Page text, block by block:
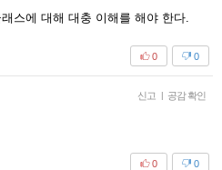
스에 대해 대충 이해를 해야 한다.
0
0
신고 | 공감 확인
0
0